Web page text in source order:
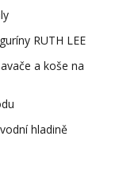
RUTH LEE
a koše na
hladině